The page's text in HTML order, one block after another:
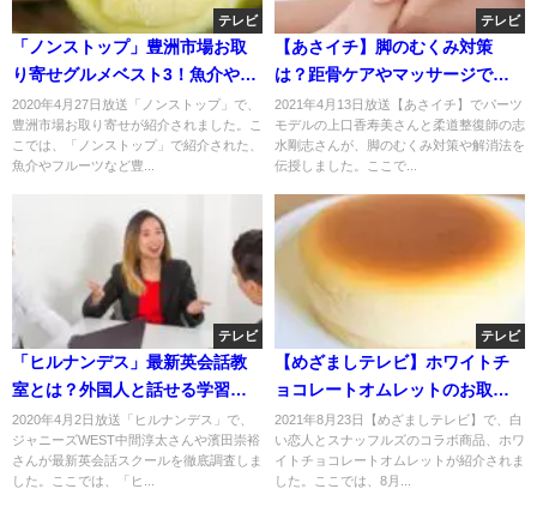
テレビ
「ノンストップ」豊洲市場お取
り寄せグルメベスト3！魚介やフ
ルーツ！
2020年4月27日放送「ノンストップ」で、
豊洲市場お取り寄せが紹介されました。こ
こでは、「ノンストップ」で紹介された、
魚介やフルーツなど豊...
テレビ
【あさイチ】脚のむくみ対策
は？距骨ケアやマッサージでむ
くみ解消？4月13日
2021年4月13日放送【あさイチ】でパーツ
モデルの上口香寿美さんと柔道整復師の志
水剛志さんが、脚のむくみ対策や解消法を
伝授しました。ここで...
テレビ
「ヒルナンデス」最新英会話教
室とは？外国人と話せる学習
法！
2020年4月2日放送「ヒルナンデス」で、
ジャニーズWEST中間淳太さんや濱田崇裕
さんが最新英会話スクールを徹底調査しま
した。ここでは、「ヒ...
テレビ
【めざましテレビ】ホワイトチ
ョコレートオムレットのお取り
寄せ！スナッフルズと白い恋人
がコラボ！8月23日
2021年8月23日【めざましテレビ】で、白
い恋人とスナッフルズのコラボ商品、ホワ
イトチョコレートオムレットが紹介されま
した。ここでは、8月...